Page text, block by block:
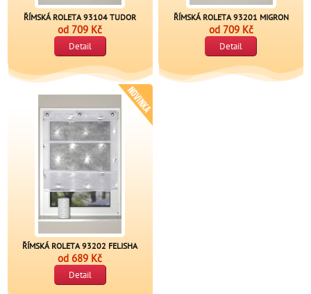
ŘÍMSKÁ ROLETA 93104 TUDOR
od 709 Kč
Detail
ŘÍMSKÁ ROLETA 93201 MIGRON
od 709 Kč
Detail
ŘÍMSKÁ ROLETA 93202 FELISHA
od 689 Kč
Detail